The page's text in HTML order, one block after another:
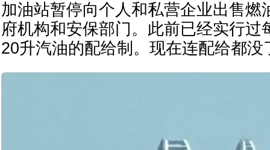
加油站暂停向个人和私营企业出售燃
府机构和安保部门。此前已经实行过
20升汽油的配给制。现在连配给都没